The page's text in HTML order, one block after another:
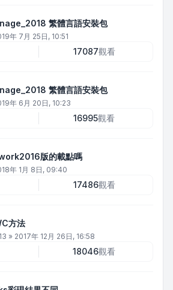
繁體言語安裝包
年 7月 25日, 10:51
17087觀看
繁體言語安裝包
年 6月 20日, 10:23
16995觀看
版的載點嗎
年 1月 8日, 09:40
17486觀看
方法
» 2017年 12月 26日, 16:58
18046觀看